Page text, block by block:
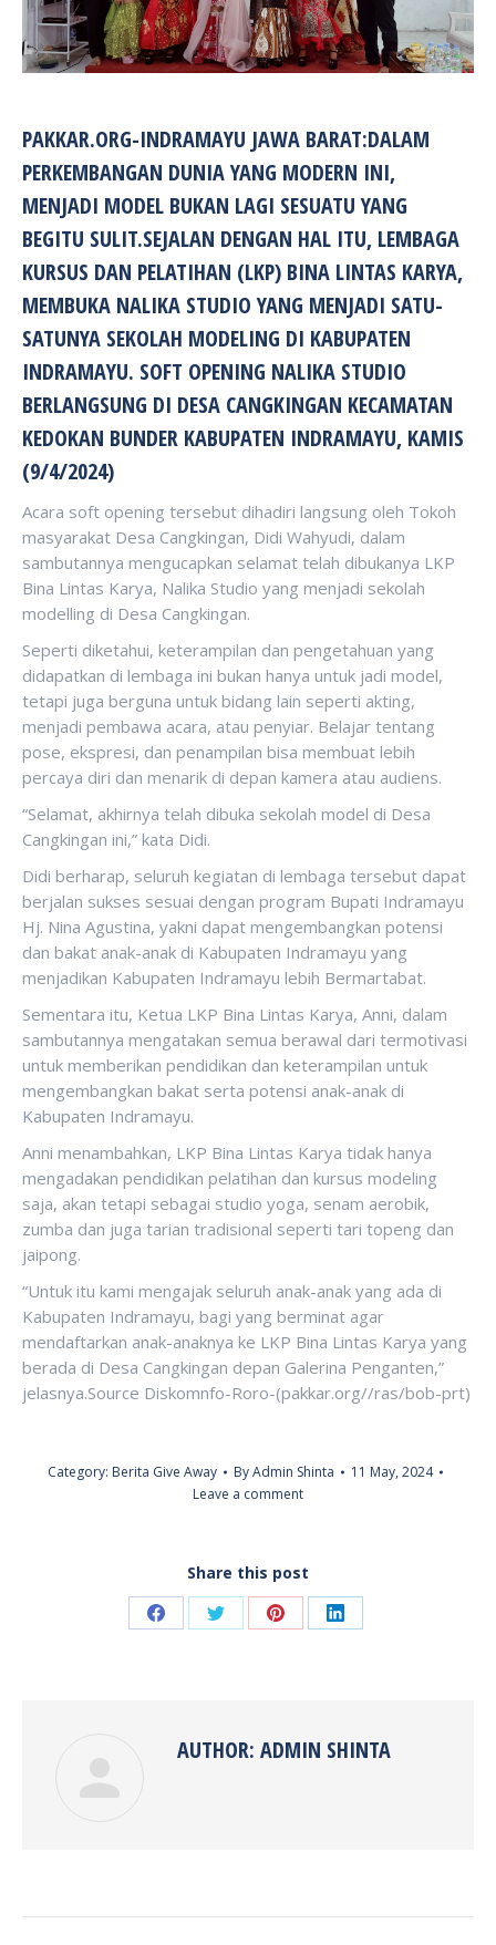
PAKKAR.ORG-INDRAMAYU JAWA BARAT:DALAM
PERKEMBANGAN DUNIA YANG MODERN INI,
MENJADI MODEL BUKAN LAGI SESUATU YANG
BEGITU SULIT.SEJALAN DENGAN HAL ITU, LEMBAGA
KURSUS DAN PELATIHAN (LKP) BINA LINTAS KARYA,
MEMBUKA NALIKA STUDIO YANG MENJADI SATU-
SATUNYA SEKOLAH MODELING DI KABUPATEN
INDRAMAYU. SOFT OPENING NALIKA STUDIO
BERLANGSUNG DI DESA CANGKINGAN KECAMATAN
KEDOKAN BUNDER KABUPATEN INDRAMAYU, KAMIS
(9/4/2024)
Acara soft opening tersebut dihadiri langsung oleh Tokoh
masyarakat Desa Cangkingan, Didi Wahyudi, dalam
sambutannya mengucapkan selamat telah dibukanya LKP
Bina Lintas Karya, Nalika Studio yang menjadi sekolah
modelling di Desa Cangkingan.
Seperti diketahui, keterampilan dan pengetahuan yang
didapatkan di lembaga ini bukan hanya untuk jadi model,
tetapi juga berguna untuk bidang lain seperti akting,
menjadi pembawa acara, atau penyiar. Belajar tentang
pose, ekspresi, dan penampilan bisa membuat lebih
percaya diri dan menarik di depan kamera atau audiens.
“Selamat, akhirnya telah dibuka sekolah model di Desa
Cangkingan ini,” kata Didi.
Didi berharap, seluruh kegiatan di lembaga tersebut dapat
berjalan sukses sesuai dengan program Bupati Indramayu
Hj. Nina Agustina, yakni dapat mengembangkan potensi
dan bakat anak-anak di Kabupaten Indramayu yang
menjadikan Kabupaten Indramayu lebih Bermartabat.
Sementara itu, Ketua LKP Bina Lintas Karya, Anni, dalam
sambutannya mengatakan semua berawal dari termotivasi
untuk memberikan pendidikan dan keterampilan untuk
mengembangkan bakat serta potensi anak-anak di
Kabupaten Indramayu.
Anni menambahkan, LKP Bina Lintas Karya tidak hanya
mengadakan pendidikan pelatihan dan kursus modeling
saja, akan tetapi sebagai studio yoga, senam aerobik,
zumba dan juga tarian tradisional seperti tari topeng dan
jaipong.
“Untuk itu kami mengajak seluruh anak-anak yang ada di
Kabupaten Indramayu, bagi yang berminat agar
mendaftarkan anak-anaknya ke LKP Bina Lintas Karya yang
berada di Desa Cangkingan depan Galerina Penganten,”
jelasnya.Source Diskomnfo-Roro-(pakkar.org//ras/bob-prt)
Category: Berita Give Away ByAdmin Shinta
11 May, 2024
Leave a comment
Share this post
Share Share Share Share
AUTHOR: ADMIN SHINTA